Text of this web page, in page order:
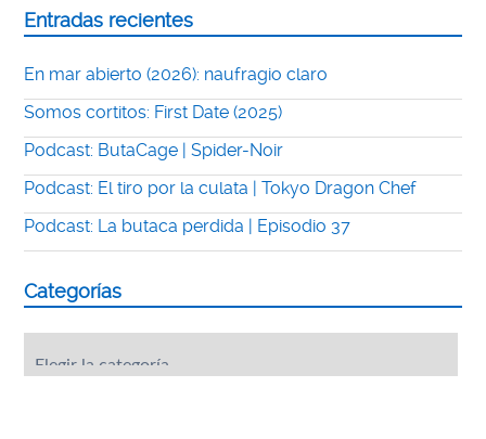
Entradas recientes
En mar abierto (2026): naufragio claro
Somos cortitos: First Date (2025)
Podcast: ButaCage | Spider-Noir
Podcast: El tiro por la culata | Tokyo Dragon Chef
Podcast: La butaca perdida | Episodio 37
Categorías